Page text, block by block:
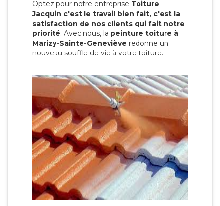
Optez pour notre entreprise Toiture
Jacquin c'est le travail bien fait, c'est la
satisfaction de nos clients qui fait notre
priorité. Avec nous, la peinture toiture à
Marizy-Sainte-Geneviève redonne un
nouveau souffle de vie à votre toiture.